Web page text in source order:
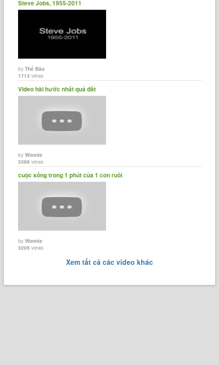
Steve Jobs, 1955-2011
byThế Bảo
1713 views
Video hài hước nhất quả đất
byWonnie
3388 views
cuộc sống trong 1 phút của 1 con ruồi
byWonnie
3205 views
Xem tất cả các video khác